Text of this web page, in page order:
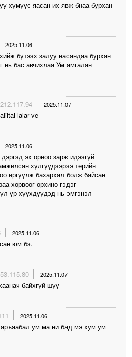
хүмүүс яасан их явж бнаа бурхан
2025.11.06
бүтээх залуу насандаа бурхан
нь бас авчихлаа Ум амгалан
2025.11.07
lalar ve
2025.11.06
эх орноо зарж идээгүй
хүлгүүдээрээ төрийн
өргүүлж бахархал болж байсан
хорвоог орхино гэдэг
үр хүүхдүүдэд нь эмгэнэл
2025.11.06
юм бэ.
2025.11.07
байхгүй шүү
2025.11.06
ум ма ни бад мэ хум ум